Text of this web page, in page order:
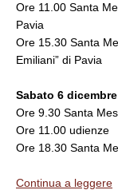
Ore 11.00 Santa
Pavia
Ore 15.30 Santa
Emiliani” di Pavia
Sabato 6 dicembre
Ore 9.30 Santa
Ore 11.00 udienze
Ore 18.30 Santa
Continua a leggere